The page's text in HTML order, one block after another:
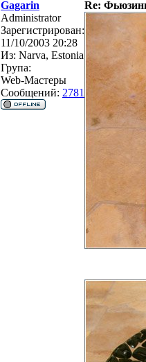
Gagarin
Re:
Administrator
Зарегистрирован:
11/10/2003 20:28
Из: Narva, Estonia
Група:
Web-Мастеры
Сообщений: 2781